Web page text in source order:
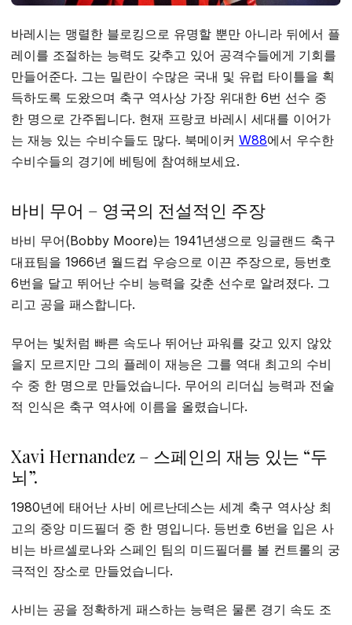
바레시는 맹렬한 블로킹으로 유명할 뿐만 아니라 뒤에서 플
레이를 조절하는 능력도 갖추고 있어 공격수들에게 기회를
만들어준다. 그는 밀란이 수많은 국내 및 유럽 타이틀을 획
득하도록 도왔으며 축구 역사상 가장 위대한 6번 선수 중
한 명으로 간주됩니다. 현재 프랑코 바레시 세대를 이어가
는 재능 있는 수비수들도 많다. 북메이커 W88에서 우수한
수비수들의 경기에 베팅에 참여해보세요.
바비 무어 – 영국의 전설적인 주장
바비 무어(Bobby Moore)는 1941년생으로 잉글랜드 축구
대표팀을 1966년 월드컵 우승으로 이끈 주장으로, 등번호
6번을 달고 뛰어난 수비 능력을 갖춘 선수로 알려졌다. 그
리고 공을 패스합니다.
무어는 빛처럼 빠른 속도나 뛰어난 파워를 갖고 있지 않았
을지 모르지만 그의 플레이 재능은 그를 역대 최고의 수비
수 중 한 명으로 만들었습니다. 무어의 리더십 능력과 전술
적 인식은 축구 역사에 이름을 올렸습니다.
Xavi Hernandez – 스페인의 재능 있는 “두
뇌”.
1980년에 태어난 사비 에르난데스는 세계 축구 역사상 최
고의 중앙 미드필더 중 한 명입니다. 등번호 6번을 입은 사
비는 바르셀로나와 스페인 팀의 미드필더를 볼 컨트롤의 궁
극적인 장소로 만들었습니다.
사비는 공을 정확하게 패스하는 능력은 물론 경기 속도 조